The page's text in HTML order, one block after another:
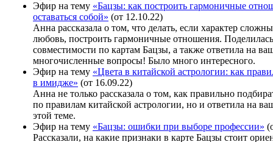
Эфир на тему «Бацзы: как построить гармоничные
оставаться собой» (от 12.10.22)
Анна рассказала о том, что делать, если характер
любовь, построить гармоничные отношения.
совместимости по картам Бацзы, а также ответила на
многочисленные вопросы! Было много интересного.
Эфир на тему «Цвета в китайской астрологии: как
в имидже» (от 16.09.22)
Анна не только рассказала о том, как правильно
по правилам китайской астрологии, но и ответила на
этой теме.
Эфир на тему «Бацзы: ошибки при выборе профессии»
Рассказали, на какие признаки в карте Бацзы стоит